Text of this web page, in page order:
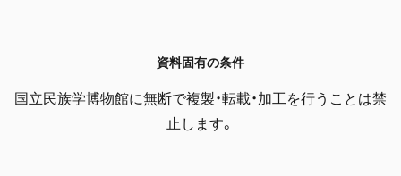
資料固有の条件
国立民族学博物館に無断で複製・転載・加工を行うことは禁
止します。